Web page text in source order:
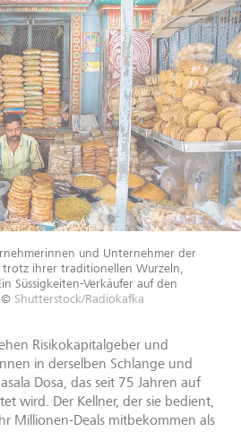
und Unternehmer der
ihrer traditionellen Wurzeln,
Süssigkeiten-Verkäufer auf den
© Shutterstock/Radiokafka
Risikokapitalgeber und
in derselben Schlange und
Dosa, das seit 75 Jahren auf
wird. Der Kellner, der sie bedient,
Millionen-Deals mitbekommen als